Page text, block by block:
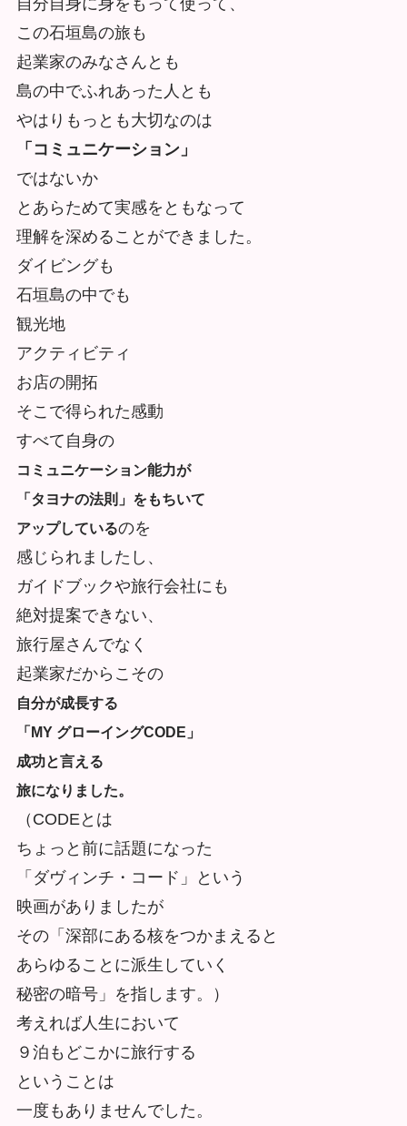
この石垣島の旅も
起業家のみなさんとも
島の中でふれあった人とも
やはりもっとも大切なのは
「コミュニケーション」
ではないか
とあらためて実感をともなって
理解を深めることができました。
ダイビングも
石垣島の中でも
観光地
アクティビティ
お店の開拓
そこで得られた感動
すべて自身の
コミュニケーション能力が
「タヨナの法則」をもちいて
アップしているのを
感じられましたし、
ガイドブックや旅行会社にも
絶対提案できない、
旅行屋さんでなく
起業家だからこその
自分が成長する
「MY グローイングCODE」
成功と言える
旅になりました。
（CODEとは
ちょっと前に話題になった
「ダヴィンチ・コード」という
映画がありましたが
その「深部にある核をつかまえると
あらゆることに派生していく
秘密の暗号」を指します。）
考えれば人生において
９泊もどこかに旅行する
ということは
一度もありませんでした。